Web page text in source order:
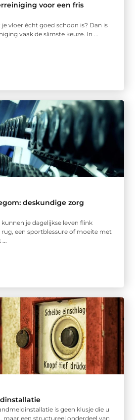
voor een fris
vloer écht goed schoon is? Dan is
vaak de slimste keuze. In ...
deskundige zorg
je dagelijkse leven flink
rug, een sportblessure of moeite met
is geen klusje die u
maar een structureel onderdeel van